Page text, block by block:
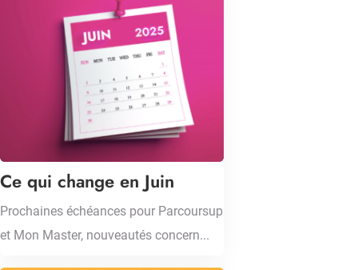
Ce qui change en Juin
Prochaines échéances pour Parcoursup
et Mon Master, nouveautés concern...